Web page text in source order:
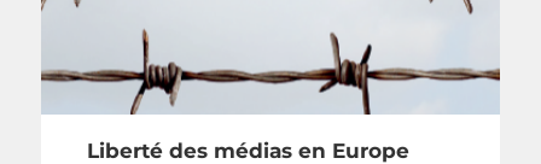
Liberté des médias en Europe